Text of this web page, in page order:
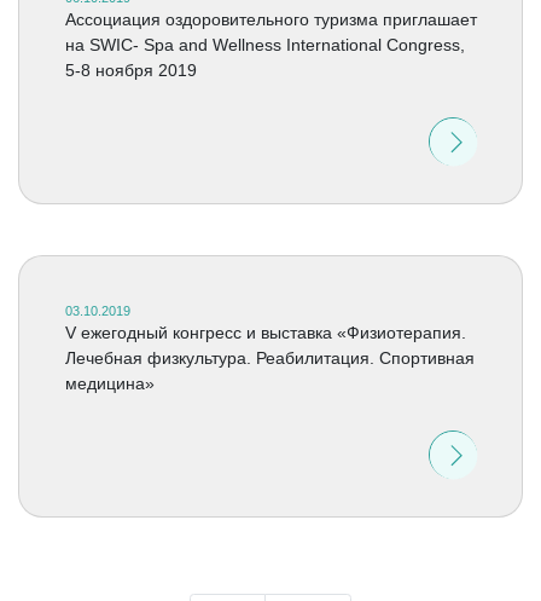
Ассоциация оздоровительного туризма приглашает
на SWIC- Spa and Wellness International Congress,
5-8 ноября 2019
03.10.2019
V ежегодный конгресс и выставка «Физиотерапия.
Лечебная физкультура. Реабилитация. Спортивная
медицина»